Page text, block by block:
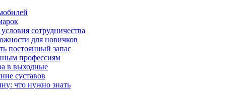
сотрудничества
для новичков
постоянный запас
профессиям
в выходные
суставов
что нужно знать